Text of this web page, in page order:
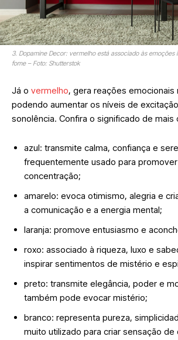
3. Dopamine Decor: vermelho está associado às emoções
fome – Foto: Shutterstok
Já o vermelho, gera reações emocionais
podendo aumentar os níveis de
sonolência. Confira o significado de mais
azul: transmite calma, confiança e
frequentemente usado para
concentração;
amarelo: evoca otimismo, alegria e
a comunicação e a energia mental;
laranja: promove entusiasmo e
roxo: associado à riqueza, luxo e
inspirar sentimentos de mistério e
preto: transmite elegância, poder e
também pode evocar mistério;
branco: representa pureza,
muito utilizado para criar sensação